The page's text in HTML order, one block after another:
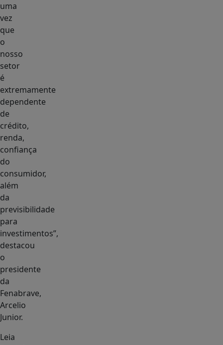
uma
vez
que
o
nosso
setor
é
extremamente
dependente
de
crédito,
renda,
confiança
do
consumidor,
além
da
previsibilidade
para
investimentos”,
destacou
o
presidente
da
Fenabrave,
Arcelio
Junior.
Leia